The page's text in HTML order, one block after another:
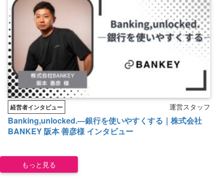
経営者インタビュー 運営スタッフ
Banking,unlocked.―銀行を使いやすくする｜株式会社
BANKEY 阪本 善彦様 インタビュー
もっと見る